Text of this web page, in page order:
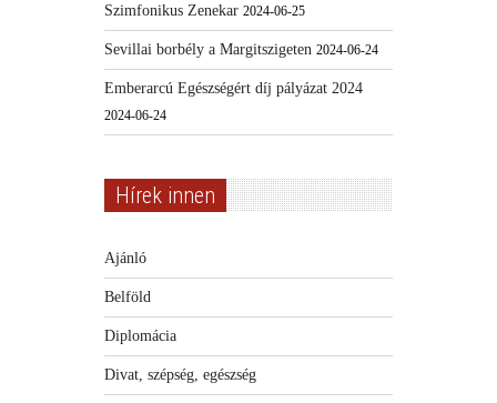
Szimfonikus Zenekar 2024-06-25
Sevillai borbély a Margitszigeten 2024-06-24
Emberarcú Egészségért díj pályázat 2024
2024-06-24
Hírek innen
Ajánló
Belföld
Diplomácia
Divat, szépség, egészség